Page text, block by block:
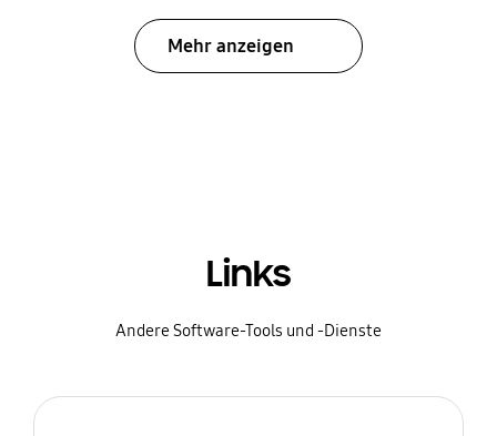
Mehr anzeigen
Links
Andere Software-Tools und -Dienste